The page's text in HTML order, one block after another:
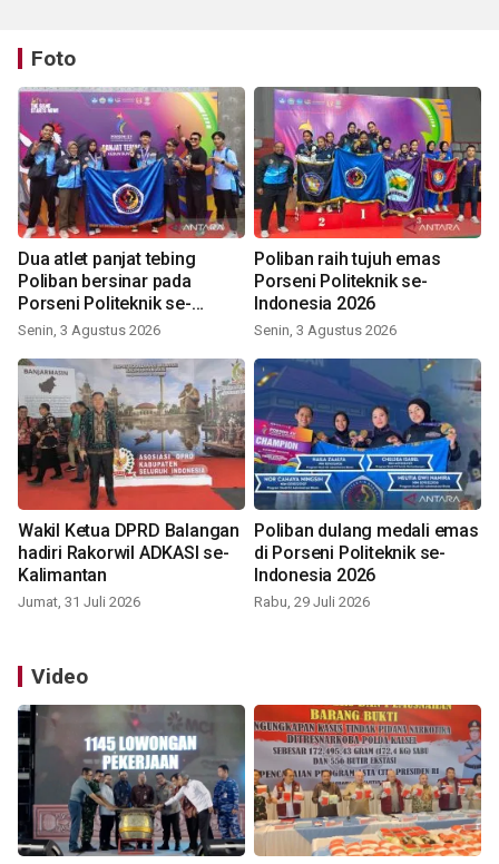
Foto
Dua atlet panjat tebing
Poliban bersinar pada
Porseni Politeknik se-
Indonesia 2026
Senin, 3 Agustus 2026
Poliban raih tujuh emas
Porseni Politeknik se-
Indonesia 2026
Senin, 3 Agustus 2026
Wakil Ketua DPRD Balangan
hadiri Rakorwil ADKASI se-
Kalimantan
Jumat, 31 Juli 2026
Poliban dulang medali emas
di Porseni Politeknik se-
Indonesia 2026
Rabu, 29 Juli 2026
Video